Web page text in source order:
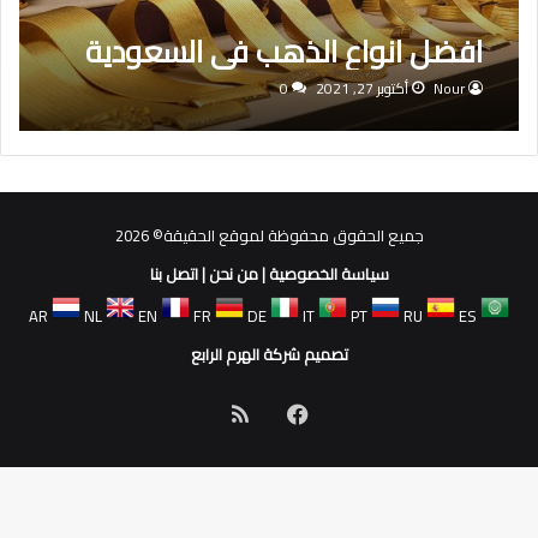
افضل انواع الذهب فى السعودية
Nour أكتوبر 27, 2021 0
جميع الحقوق محفوظة لموقع الحقيقة© 2026
سياسة الخصوصية|من نحن|اتصل بنا
AR
NL EN FR DE IT PT RU
ES
تصميم شركة الهرم الرابع
فيسبوك
الموقع